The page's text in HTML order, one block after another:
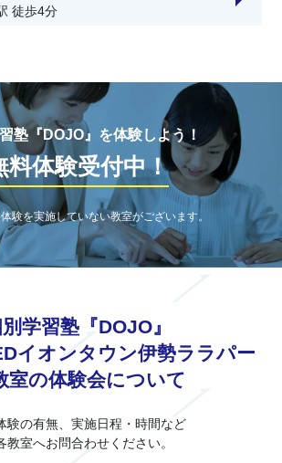
徒歩4分
塾『DOJO』を体験しよう！
料体験受付中！
験を実施していない教室がございます。
学習塾『DOJO』
イオンタウン伊勢ララパー
室の体験会について
験の有無、実施日程・時間など
教室へお問合わせください。